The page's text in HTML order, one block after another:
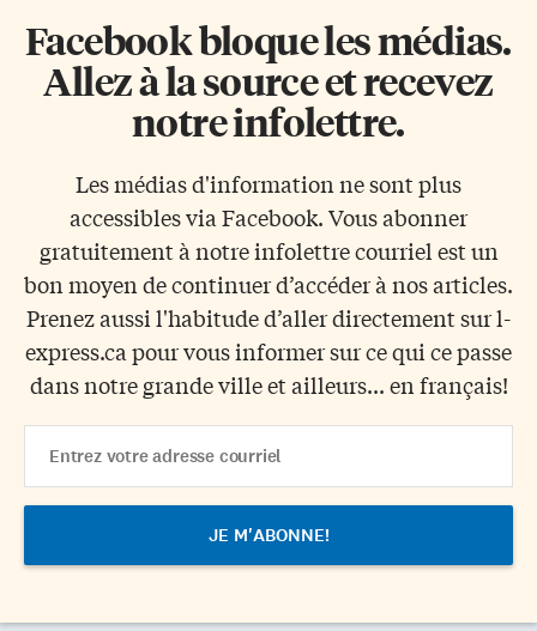
Facebook bloque les médias.
Allez à la source et recevez
notre infolettre.
Les médias d'information ne sont plus
accessibles via Facebook. Vous abonner
gratuitement à notre infolettre courriel est un
bon moyen de continuer d’accéder à nos articles.
Prenez aussi l'habitude d’aller directement sur l-
express.ca pour vous informer sur ce qui ce passe
dans notre grande ville et ailleurs... en français!
Address